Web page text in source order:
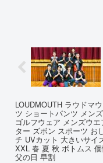
LOUDMOUTH ラウドマ
ツ ショートパンツ メン
ゴルフウェア メンズウ
ター ズボン スポーツ お
チ UVカット 大きいサイ
XXL 春 夏 秋 ボトムス
父の日 早割